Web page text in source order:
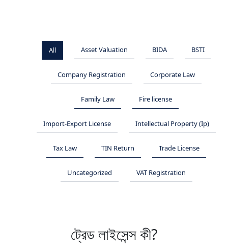
All Asset Valuation BIDA BSTI
Company Registration Corporate Law
Family Law Fire license
Import-Export License Intellectual Property (Ip)
Tax Law TIN Return Trade License
Uncategorized VAT Registration
ট্রেড লাইসেন্স কী?